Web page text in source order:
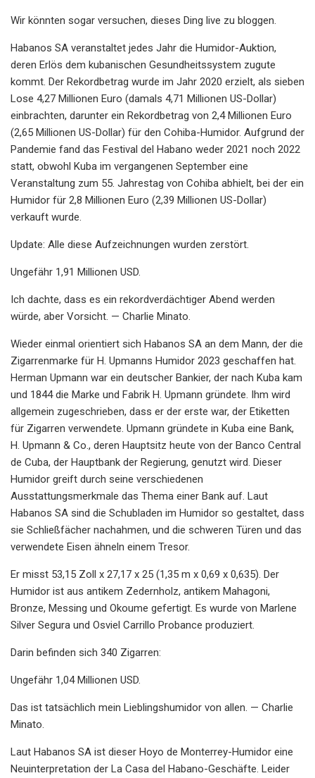
Wir könnten sogar versuchen, dieses Ding live zu bloggen.
Habanos SA veranstaltet jedes Jahr die Humidor-Auktion,
deren Erlös dem kubanischen Gesundheitssystem zugute
kommt. Der Rekordbetrag wurde im Jahr 2020 erzielt, als sieben
Lose 4,27 Millionen Euro (damals 4,71 Millionen US-Dollar)
einbrachten, darunter ein Rekordbetrag von 2,4 Millionen Euro
(2,65 Millionen US-Dollar) für den Cohiba-Humidor. Aufgrund der
Pandemie fand das Festival del Habano weder 2021 noch 2022
statt, obwohl Kuba im vergangenen September eine
Veranstaltung zum 55. Jahrestag von Cohiba abhielt, bei der ein
Humidor für 2,8 Millionen Euro (2,39 Millionen US-Dollar)
verkauft wurde.
Update: Alle diese Aufzeichnungen wurden zerstört.
Ungefähr 1,91 Millionen USD.
Ich dachte, dass es ein rekordverdächtiger Abend werden
würde, aber Vorsicht. — Charlie Minato.
Wieder einmal orientiert sich Habanos SA an dem Mann, der die
Zigarrenmarke für H. Upmanns Humidor 2023 geschaffen hat.
Herman Upmann war ein deutscher Bankier, der nach Kuba kam
und 1844 die Marke und Fabrik H. Upmann gründete. Ihm wird
allgemein zugeschrieben, dass er der erste war, der Etiketten
für Zigarren verwendete. Upmann gründete in Kuba eine Bank,
H. Upmann & Co., deren Hauptsitz heute von der Banco Central
de Cuba, der Hauptbank der Regierung, genutzt wird. Dieser
Humidor greift durch seine verschiedenen
Ausstattungsmerkmale das Thema einer Bank auf. Laut
Habanos SA sind die Schubladen im Humidor so gestaltet, dass
sie Schließfächer nachahmen, und die schweren Türen und das
verwendete Eisen ähneln einem Tresor.
Er misst 53,15 Zoll x 27,17 x 25 (1,35 m x 0,69 x 0,635). Der
Humidor ist aus antikem Zedernholz, antikem Mahagoni,
Bronze, Messing und Okoume gefertigt. Es wurde von Marlene
Silver Segura und Osviel Carrillo Probance produziert.
Darin befinden sich 340 Zigarren:
Ungefähr 1,04 Millionen USD.
Das ist tatsächlich mein Lieblingshumidor von allen. — Charlie
Minato.
Laut Habanos SA ist dieser Hoyo de Monterrey-Humidor eine
Neuinterpretation der La Casa del Habano-Geschäfte. Leider